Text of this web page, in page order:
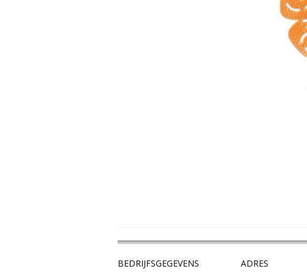
BEDRIJFSGEGEVENS ADRES